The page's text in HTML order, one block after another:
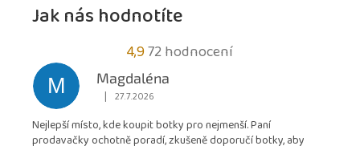
Jak nás hodnotíte
4,9Průměrné
hodnocení
obchodu
4,9
72 hodnocení
M
Magdaléna
Hodnocení obchodu je 5 z 5 hvězdiček.
| 27.7.2026
Nejlepší místo, kde koupit botky pro nejmenší. Paní
prodavačky ochotně poradí, zkušeně doporučí botky, aby